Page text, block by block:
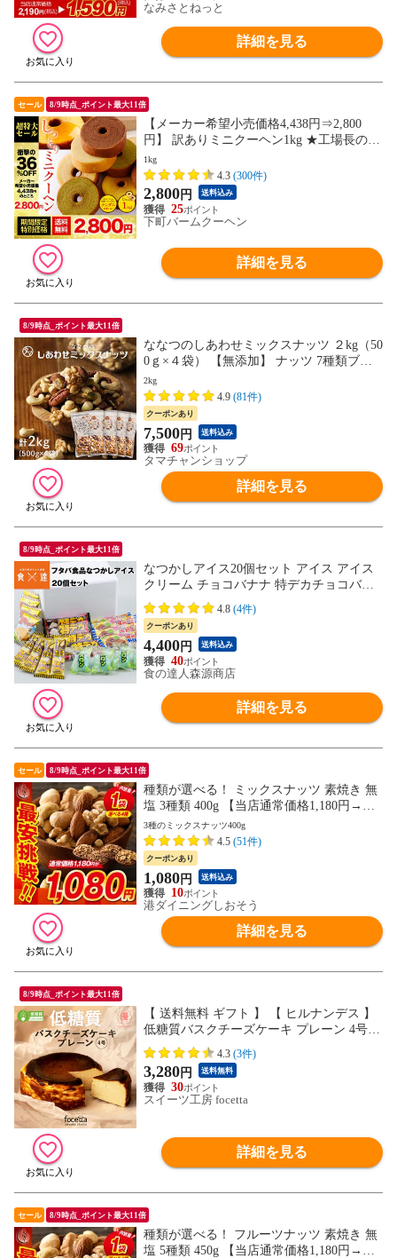
なみさとねっと
詳細を見る
セール 8/9時点_ポイント最大11倍
【メーカー希望小売価格4,438円⇒2,800
円】 訳ありミニクーヘン1kg ★工場長のお
まかせ ※4種類入るとは限りません。 送料
無料 おすすめ I
1kg
4.3 (300件)
2,800円 送料込み
25
下町バームクーヘン
詳細を見る
8/9時点_ポイント最大11倍
ななつのしあわせミックスナッツ ２kg（50
0ｇ×４袋） 【無添加】 ナッツ 7種類ブレ
ンド 無添加 無塩 無 油 クルミ アーモンド
低炭水化物 ダイエット 低カロリー 低糖質
糖質制限 送料無料 ギフト
2kg
4.9 (81件)
クーポンあり
7,500円 送料込み
69
タマチャンショップ
詳細を見る
8/9時点_ポイント最大11倍
なつかしアイス20個セット アイス アイス
クリーム チョコバナナ 特デカチョコバー
里もなか 3色トリノ メロン フタバ食品株
式会社 送料無料 冷凍便 お取り寄せグルメ
食品 産直
4.8 (4件)
クーポンあり
4,400円 送料込み
40
食の達人森源商店
詳細を見る
セール 8/9時点_ポイント最大11倍
種類が選べる！ ミックスナッツ 素焼き 無
塩 3種類 400g 【当店通常価格1,180円→送
料無料1,080円！】アーモンド カシューナ
ッツ クルミ 食塩不使用 加工オイル不使用
3種のミックスナッツ400g
4.5 (51件)
クーポンあり
1,080円 送料込み
10
港ダイニングしおそう
詳細を見る
8/9時点_ポイント最大11倍
【 送料無料 ギフト 】 【 ヒルナンデス 】
低糖質バスクチーズケーキ プレーン 4号
スイーツ バースデー ギフト 濃厚 誕生日
洋菓子 お菓子 人気 内祝い ギフト プレゼ
ント 贈りもの
4.3 (3件)
3,280円 送料無料
30
スイーツ工房 focetta
詳細を見る
セール 8/9時点_ポイント最大11倍
種類が選べる！ フルーツナッツ 素焼き 無
塩 5種類 450g 【当店通常価格1,180円→送